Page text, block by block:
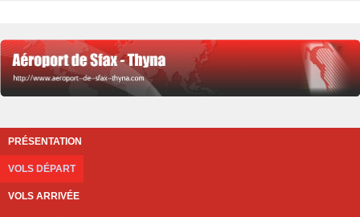
PRÉSENTATION
VOLS DÉPART
VOLS ARRIVÉE